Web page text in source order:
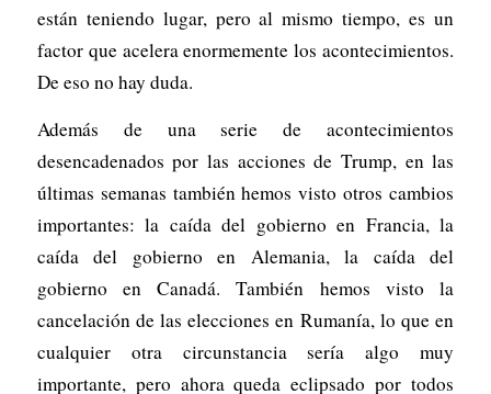
están teniendo lugar, pero al mismo tiempo, es un
factor que acelera enormemente los acontecimientos.
De eso no hay duda.
Además de una serie de acontecimientos
desencadenados por las acciones de Trump, en las
últimas semanas también hemos visto otros cambios
importantes: la caída del gobierno en Francia, la
caída del gobierno en Alemania, la caída del
gobierno en Canadá. También hemos visto la
cancelación de las elecciones en Rumanía, lo que en
cualquier otra circunstancia sería algo muy
importante, pero ahora queda eclipsado por todos